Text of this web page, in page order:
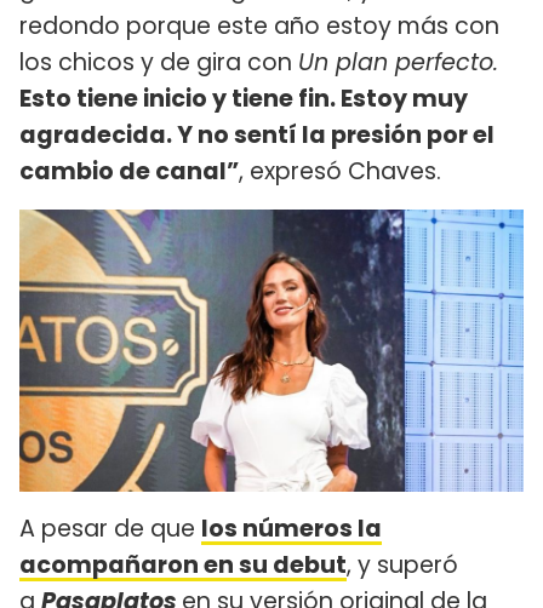
redondo porque este año estoy más con
los chicos y de gira con Un plan perfecto.
Esto tiene inicio y tiene fin. Estoy muy
agradecida. Y no sentí la presión por el
cambio de canal”, expresó Chaves.
A pesar de que los números la
acompañaron en su debut, y superó